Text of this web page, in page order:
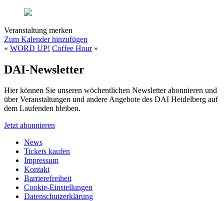
Veranstaltung merken
Zum Kalender hinzufügen
« WORD UP! Coffee Hour»
DAI-Newsletter
Hier können Sie unseren wöchentlichen Newsletter abonnieren und
über Veranstaltungen und andere Angebote des DAI Heidelberg auf
dem Laufenden bleiben.
Jetzt abonnieren
News
Tickets kaufen
Impressum
Kontakt
Barrierefreiheit
Cookie-Einstellungen
Datenschutzerklärung